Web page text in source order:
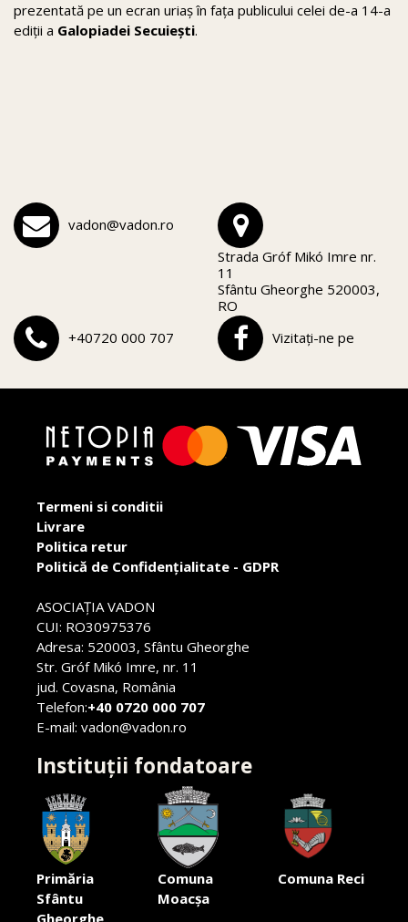
prezentată pe un ecran uriaș în fața publicului celei de-a 14-a
ediții a Galopiadei Secuiești.
vadon@vadon.ro
Strada Gróf Mikó Imre nr.
11
Sfântu Gheorghe 520003,
RO
+40720 000 707
Vizitați-ne pe
Termeni si conditii
Livrare
Politica retur
Politică de Confidențialitate - GDPR
ASOCIAŢIA VADON
CUI: RO30975376
Adresa: 520003, Sfântu Gheorghe
Str. Gróf Mikó Imre, nr. 11
jud. Covasna, România
Telefon:+40 0720 000 707
E-mail: vadon@vadon.ro
Instituții fondatoare
Primăria
Sfântu
Comuna
Moacșa
Comuna Reci